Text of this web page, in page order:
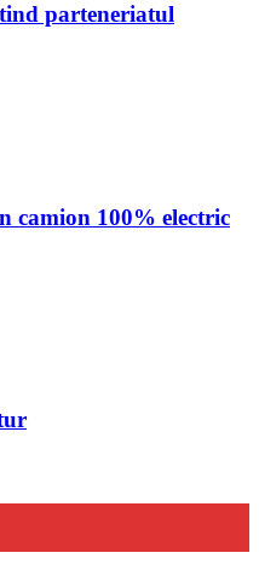
parteneriatul
camion 100% electric